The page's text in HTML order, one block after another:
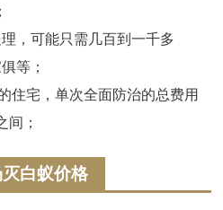
，可能只需几百到一千多
等；
住宅，单次全面防治的总费用
；
白蚁价格